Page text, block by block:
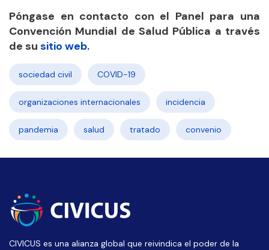
Póngase en contacto con el Panel para una
Convención Mundial de Salud Pública a través
de su sitio web.
sociedad civil COVID-19
organizaciones internacionales incidencia
pandemia salud tratado convenio
CIVICUS es una alianza global que reivindica el poder de la